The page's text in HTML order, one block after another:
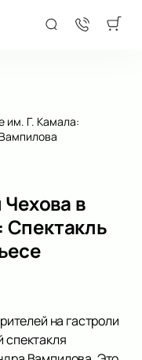
им. Г. Камала:
в
Спектакль
на гастроли
спектакля